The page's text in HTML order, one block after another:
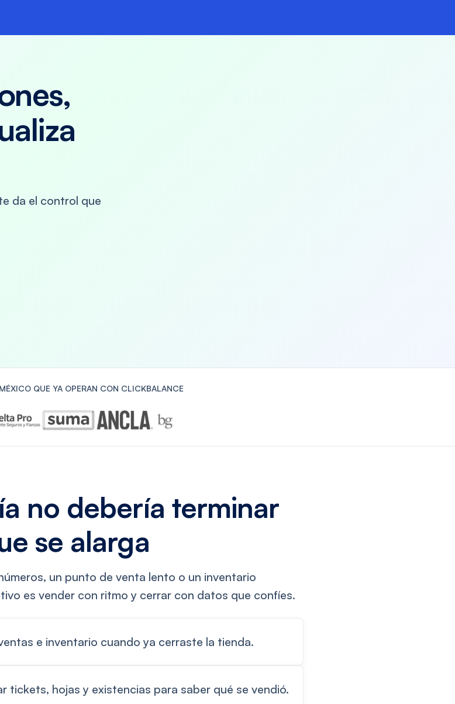
da el control que
QUE YA OPERAN CON CLICKBALANCE
no debería terminar
se alarga
un punto de venta lento o un inventario
es vender con ritmo y cerrar con datos que confíes.
e inventario cuando ya cerraste la tienda.
tickets, hojas y existencias para saber qué se vendió.